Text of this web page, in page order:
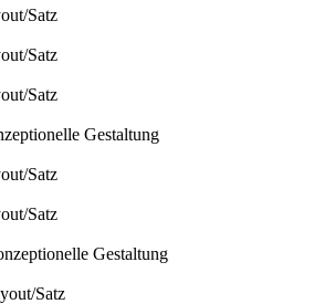
Satz
Satz
Satz
Gestaltung
Satz
Satz
Gestaltung
Satz